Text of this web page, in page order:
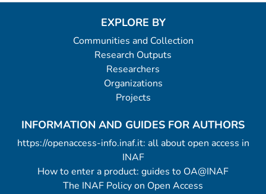
EXPLORE BY
Communities and Collection
Research Outputs
Researchers
Organizations
Projects
INFORMATION AND GUIDES FOR AUTHORS
https://openaccess-info.inaf.it: all about open access in
INAF
How to enter a product: guides to OA@INAF
The INAF Policy on Open Access